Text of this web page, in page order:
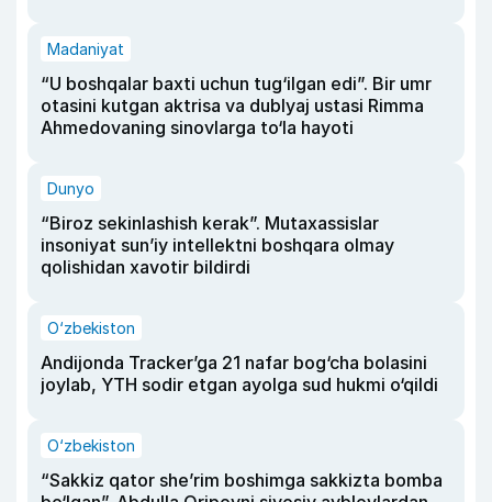
Madaniyat
“U boshqalar baxti uchun tug‘ilgan edi”. Bir umr
otasini kutgan aktrisa va dublyaj ustasi Rimma
Ahmedovaning sinovlarga to‘la hayoti
Dunyo
“Biroz sekinlashish kerak”. Mutaxassislar
insoniyat sun’iy intellektni boshqara olmay
qolishidan xavotir bildirdi
O‘zbekiston
Andijonda Tracker’ga 21 nafar bog‘cha bolasini
joylab, YTH sodir etgan ayolga sud hukmi o‘qildi
O‘zbekiston
“Sakkiz qator she’rim boshimga sakkizta bomba